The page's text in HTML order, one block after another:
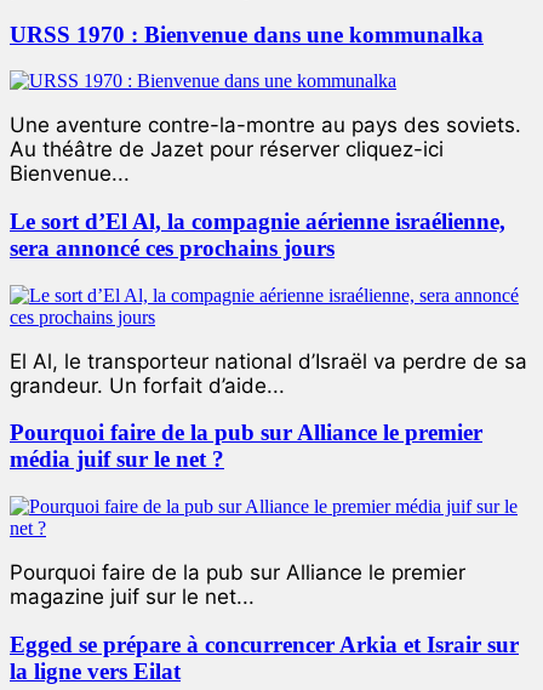
URSS 1970 : Bienvenue dans une kommunalka
Une aventure contre-la-montre au pays des soviets.
Au théâtre de Jazet pour réserver cliquez-ici
Bienvenue...
Le sort d’El Al, la compagnie aérienne israélienne,
sera annoncé ces prochains jours
El Al, le transporteur national d’Israël va perdre de sa
grandeur. Un forfait d’aide...
Pourquoi faire de la pub sur Alliance le premier
média juif sur le net ?
Pourquoi faire de la pub sur Alliance le premier
magazine juif sur le net...
Egged se prépare à concurrencer Arkia et Israir sur
la ligne vers Eilat